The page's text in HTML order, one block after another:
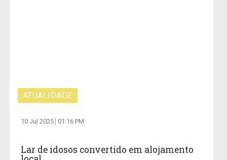
ATUALIDADE
10 Jul 2025 01:16 PM
Lar de idosos convertido em alojamento